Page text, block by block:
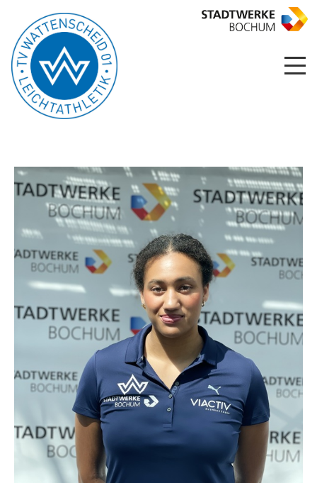
VEREIN
ATHLETEN
TRAINER
MEDIZINISCHE BETREUUNG